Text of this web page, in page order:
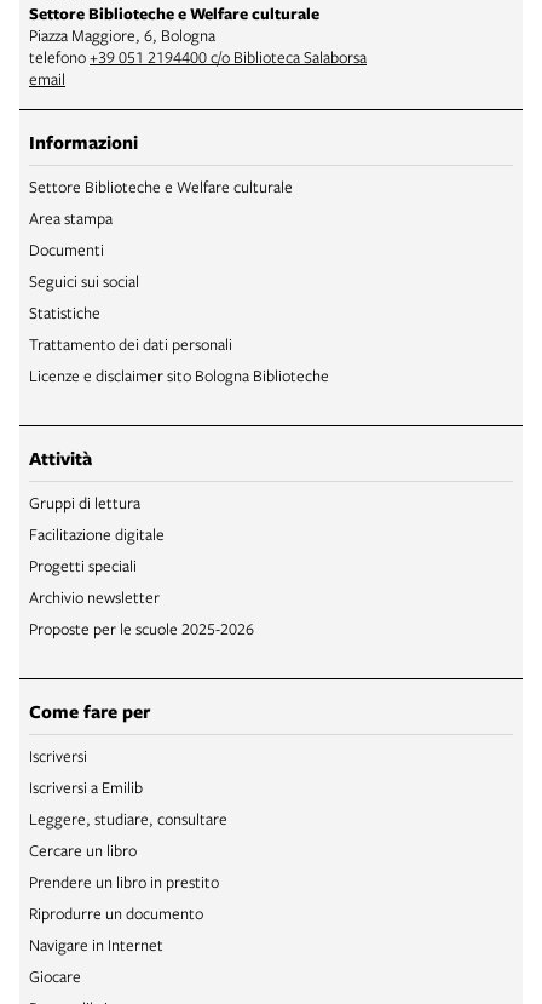
Settore Biblioteche e Welfare culturale
Piazza Maggiore, 6, Bologna
telefono+39 051 2194400 c/o Biblioteca Salaborsa
email
Informazioni
Settore Biblioteche e Welfare culturale
Area stampa
Documenti
Seguici sui social
Statistiche
Trattamento dei dati personali
Licenze e disclaimer sito Bologna Biblioteche
Attività
Gruppi di lettura
Facilitazione digitale
Progetti speciali
Archivio newsletter
Proposte per le scuole 2025-2026
Come fare per
Iscriversi
Iscriversi a Emilib
Leggere, studiare, consultare
Cercare un libro
Prendere un libro in prestito
Riprodurre un documento
Navigare in Internet
Giocare